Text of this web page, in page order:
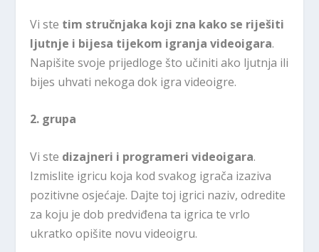
Vi ste tim stručnjaka koji zna kako se riješiti
ljutnje i bijesa tijekom igranja videoigara.
Napišite svoje prijedloge što učiniti ako ljutnja ili
bijes uhvati nekoga dok igra videoigre.
2. grupa
Vi ste dizajneri i programeri videoigara.
Izmislite igricu koja kod svakog igrača izaziva
pozitivne osjećaje. Dajte toj igrici naziv, odredite
za koju je dob predviđena ta igrica te vrlo
ukratko opišite novu videoigru.